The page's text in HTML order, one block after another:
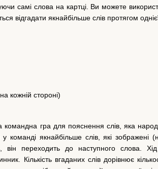
самі слова на картці. Ви можете
відгадати якнайбільше слів протягом
кожній стороні)
командна гра для пояснення слів, яка
команді якнайбільше слів, які зображені
він переходить до наступного слова.
Кількість вгаданих слів дорівнює